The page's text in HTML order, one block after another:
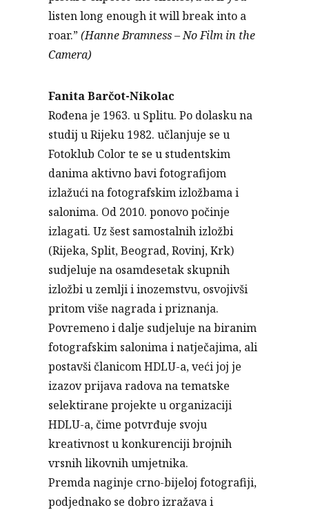
listen long enough it will break into a
roar.”(Hanne Bramness – No Film in the
Camera)
Fanita Barčot-Nikolac
Rođena je 1963. u Splitu. Po dolasku na
studij u Rijeku 1982. učlanjuje se u
Fotoklub Color te se u studentskim
danima aktivno bavi fotografijom
izlažući na fotografskim izložbama i
salonima. Od 2010. ponovo počinje
izlagati. Uz šest samostalnih izložbi
(Rijeka, Split, Beograd, Rovinj, Krk)
sudjeluje na osamdesetak skupnih
izložbi u zemlji i inozemstvu, osvojivši
pritom više nagrada i priznanja.
Povremeno i dalje sudjeluje na biranim
fotografskim salonima i natječajima, ali
postavši članicom HDLU-a, veći joj je
izazov prijava radova na tematske
selektirane projekte u organizaciji
HDLU-a, čime potvrđuje svoju
kreativnost u konkurenciji brojnih
vrsnih likovnih umjetnika.
Premda naginje crno-bijeloj fotografiji,
podjednako se dobro izražava i